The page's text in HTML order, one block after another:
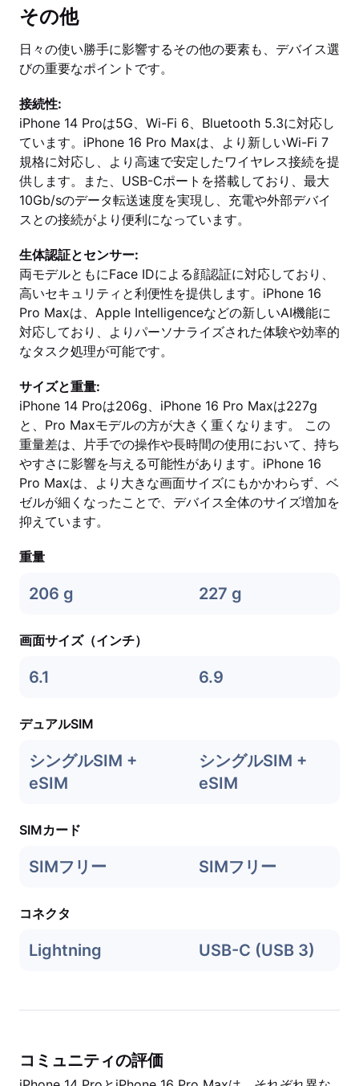
その他
日々の使い勝手に影響するその他の要素も、デバイス選
びの重要なポイントです。
接続性:
iPhone 14 Proは5G、Wi-Fi 6、Bluetooth 5.3に対応し
ています。iPhone 16 Pro Maxは、より新しいWi-Fi 7
規格に対応し、より高速で安定したワイヤレス接続を提
供します。また、USB-Cポートを搭載しており、最大
10Gb/sのデータ転送速度を実現し、充電や外部デバイ
スとの接続がより便利になっています。
生体認証とセンサー:
両モデルともにFace IDによる顔認証に対応しており、
高いセキュリティと利便性を提供します。iPhone 16
Pro Maxは、Apple Intelligenceなどの新しいAI機能に
対応しており、よりパーソナライズされた体験や効率的
なタスク処理が可能です。
サイズと重量:
iPhone 14 Proは206g、iPhone 16 Pro Maxは227g
と、Pro Maxモデルの方が大きく重くなります。 この
重量差は、片手での操作や長時間の使用において、持ち
やすさに影響を与える可能性があります。iPhone 16
Pro Maxは、より大きな画面サイズにもかかわらず、ベ
ゼルが細くなったことで、デバイス全体のサイズ増加を
抑えています。
重量
206 g 227 g
画面サイズ（インチ）
6.1 6.9
デュアルSIM
シングルSIM +
eSIM
シングルSIM +
eSIM
SIMカード
SIMフリー SIMフリー
コネクタ
Lightning USB-C (USB 3)
コミュニティの評価